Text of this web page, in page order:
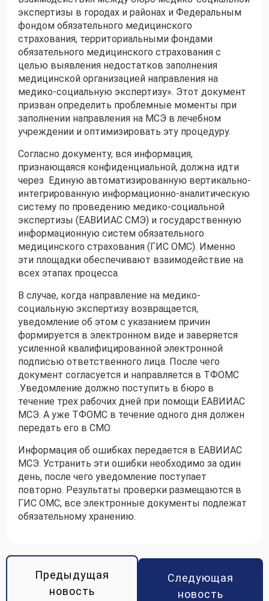
экспертизы в городах и районах и Федеральным
фондом обязательного медицинского
страхования, территориальными фондами
обязательного медицинского страхования с
целью выявления недостатков заполнения
медицинской организацией направления на
медико-социальную экспертизу». Этот документ
призван определить проблемные моменты при
заполнении направления на МСЭ в лечебном
учреждении и оптимизировать эту процедуру.
Согласно документу, вся информация,
признающаяся конфиденциальной, должна идти
через Единую автоматизированную вертикально-
интегрированную информационно-аналитическую
систему по проведению медико-социальной
экспертизы (ЕАВИИАС СМЭ) и государственную
информационную систем обязательного
медицинского страхования (ГИС ОМС). Именно
эти площадки обеспечивают взаимодействие на
всех этапах процесса.
В случае, когда направление на медико-
социальную экспертизу возвращается,
уведомление об этом с указанием причин
формируется в электронном виде и заверяется
усиленной квалифицированной электронной
подписью ответственного лица. После чего
документ согласуется и направляется в ТФОМС
.Уведомление должно поступить в бюро в
течение трех рабочих дней при помощи ЕАВИИАС
МСЭ. А уже ТФОМС в течение одного дня должен
передать его в СМО.
Информация об ошибках передается в ЕАВИИАС
МСЭ. Устранить эти ошибки необходимо за один
день, после чего уведомление поступает
повторно. Результаты проверки размещаются в
ГИС ОМС, все электронные документы подлежат
обязательному хранению.
Предыдущая
новость
Следующая
новость
Приложите документы
Получить консультацию
обработку персональных
данныхиe-mail рассылку
Приложите документы
Получить консультацию
Даю согласие наобработку персональных
данныхиe-mail рассылку
Получить консультацию
Даю согласие наобработку персональных
данныхиe-mail рассылку